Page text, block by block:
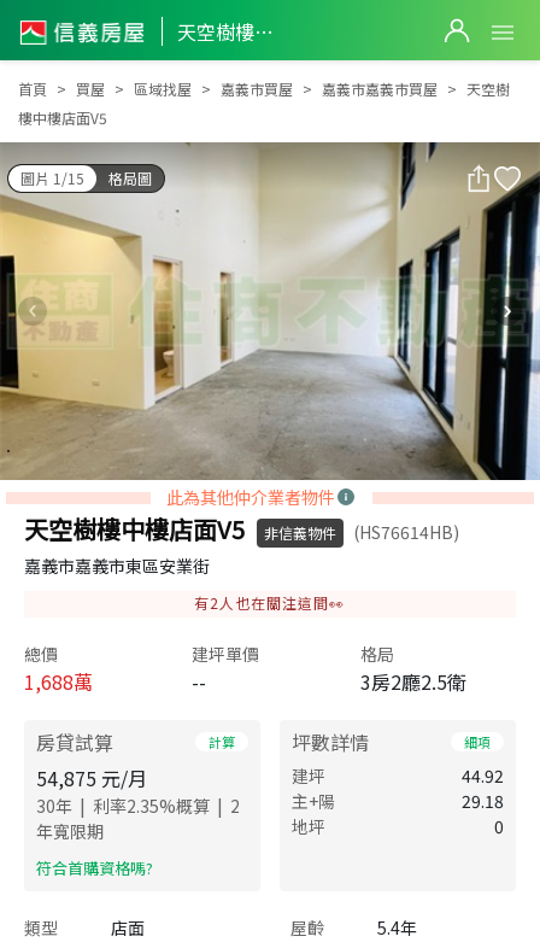
天空樹樓中樓店面V5
天空樹樓中樓店面V5
首頁 買屋 區域找屋 嘉義市買屋 嘉義市嘉義市買屋
天空樹
樓中樓店面V5
圖片 1/15 格局圖
此為其他仲介業者物件
天空樹樓中樓店面V5 非信義物件
(HS76614HB)
嘉義市嘉義市東區安業街
有2 人也在關注這間👀
總價
1,688萬
建坪單價
--
格局
3房2廳2.5衛
房貸試算 計算
54,875 元/月
30年 | 利率2.35%概算 | 2
年寬限期
​符合首購資格嗎?
坪數詳情 細項
建坪
44.92
主+陽
29.18
地坪
0
類型 店面 屋齡
5.4年